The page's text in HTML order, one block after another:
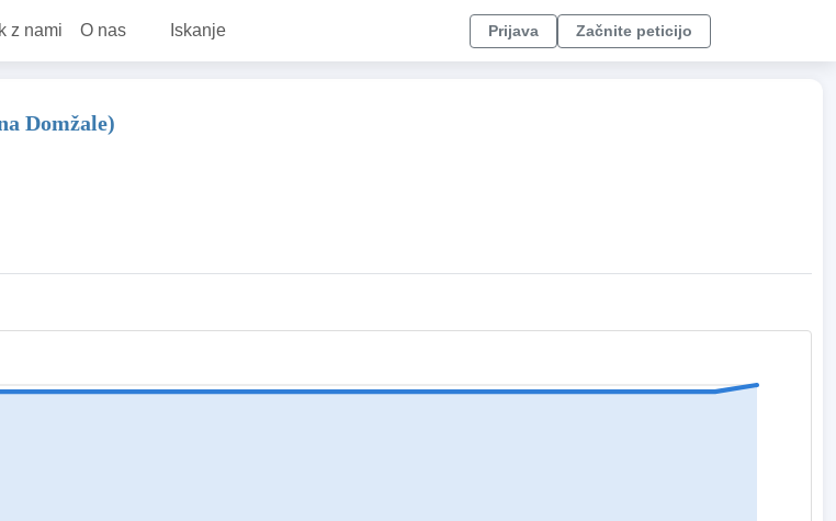
z nami O nas Iskanje Prijava Začnite peticijo
Domžale)